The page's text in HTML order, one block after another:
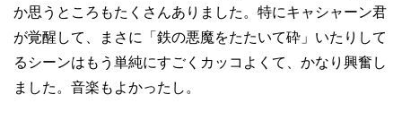
か思うところもたくさんありました。特にキャシャーン君
が覚醒して、まさに「鉄の悪魔をたたいて砕」いたりして
るシーンはもう単純にすごくカッコよくて、かなり興奮し
ました。音楽もよかったし。